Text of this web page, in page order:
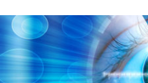
to
contentvinivida.lk